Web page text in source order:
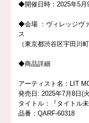
◆開催日時：2025年5月
◆会場 ：ヴィレッジヴ
ス
（東京都渋谷区宇田川町
◆商品詳細
アーティスト名： LIT
発売日 : 2025年7月8 日(
タイトル：『タイトル未
品番：QARF-60318